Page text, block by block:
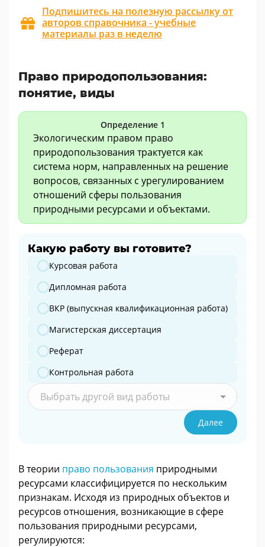
Подпишитесь на полезную рассылку от
авторов справочника - учебные
материалы раз в неделю
Право природопользования:
понятие, виды
Определение 1
Экологическим правом право
природопользования трактуется как
система норм, направленных на решение
вопросов, связанных с урегулированием
отношений сферы пользования
природными ресурсами и объектами.
Какую работу вы готовите?
Какую работу вы готовите?
Курсовая работа
Дипломная работа
ВКР (выпускная квалификационная работа)
Магистерская диссертация
Реферат
Контрольная работа
Выбрать другой вид работы
Далее
В теории право пользования природными
ресурсами классифицируется по нескольким
признакам. Исходя из природных объектов и
ресурсов отношения, возникающие в сфере
пользования природными ресурсами,
регулируются: